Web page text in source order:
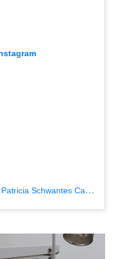
Uma publicação compartilhada por Patricia Schwantes Canal 35 RO|PR (@patricia_santoro_schwantes)